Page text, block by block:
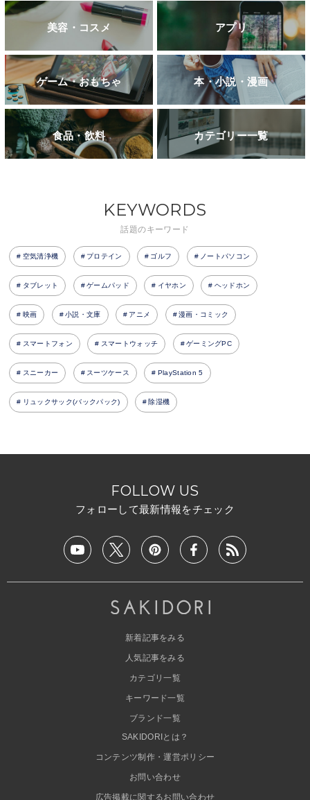
美容・コスメ アプリ
ゲーム・おもちゃ 本・小説・漫画
食品・飲料 カテゴリー一覧
KEYWORDS
話題のキーワード
空気清浄機 プロテイン ゴルフ ノートパソコン
タブレット ゲームパッド イヤホン ヘッドホン
映画 小説・文庫 アニメ 漫画・コミック
スマートフォン スマートウォッチ ゲーミングPC
スニーカー スーツケース PlayStation 5
リュックサック(バックパック) 除湿機
FOLLOW US
フォローして最新情報をチェック
新着記事をみる
人気記事をみる
カテゴリ一覧
キーワード一覧
ブランド一覧
SAKIDORIとは？
コンテンツ制作・運営ポリシー
お問い合わせ
広告掲載に関するお問い合わせ